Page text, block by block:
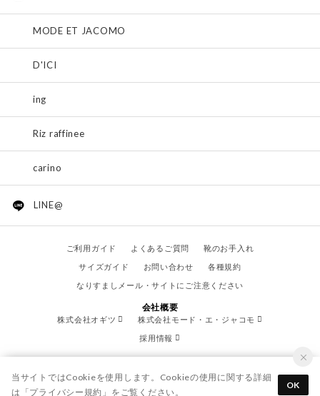
MODE ET JACOMO
D'ICI
ing
Riz raffinee
carino
LINE@
ご利用ガイド よくあるご質問
靴のお手入れ
サイズガイド
お問い合わせ
各種規約
なりすましメール・サイトにご注意ください
会社概要
株式会社オギツ
株式会社モード・エ・ジャコモ
採用情報
当サイトではCookieを使用します。Cookieの使用に関する詳細
は「プライバシー規約 」をご覧ください。
OK